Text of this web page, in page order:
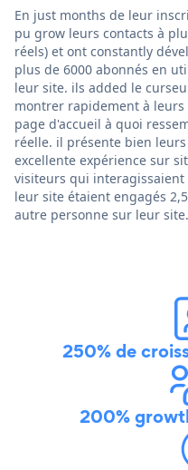
En just months de leur
pu grow leurs contacts à
réels) et ont constantly
plus de 6000 abonnés en
leur site. ils added le
montrer rapidement à
page d'accueil à quoi
réelle. il présente bien
excellente expérience sur
visiteurs qui
leur site étaient engagés
autre personne sur leur site.
250% de
200%